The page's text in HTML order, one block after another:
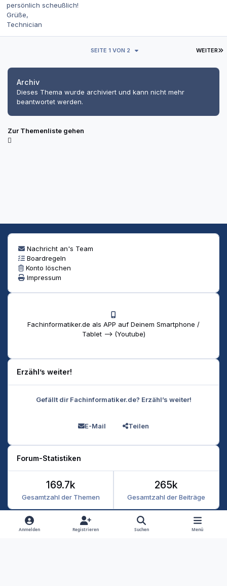
persönlich scheußlich!
Grüße,
Technician
WEITER
SEITE 1 VON 2
Archiv
Dieses Thema wurde archiviert und kann nicht mehr
beantwortet werden.
Zur Themenliste gehen
Nachricht an's Team
Boardregeln
Konto löschen
Impressum
Fachinformatiker.de als APP auf Deinem Smartphone /
Tablet --> (Youtube)
Erzähl’s weiter!
Gefällt dir Fachinformatiker.de? Erzähl’s weiter!
E-Mail Teilen
Forum-Statistiken
Gesamtzahl der Themen
169.7k
Gesamtzahl der Beiträge
265k
Heller Modus
Dunkler Modus
Systemeinstellung
Anmelden Registrieren Suchen Menü